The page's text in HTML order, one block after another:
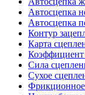
Автосцепка
Автосцепка
Контур
Карта
Коэффициент
Сила
Сухое